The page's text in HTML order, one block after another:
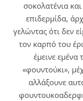
σοκολατένια
επιδερμίδα,
γελώντας ότι δεν
τον καρπό του
έμεινε
«φουντούκι»,
αλλάξουνε